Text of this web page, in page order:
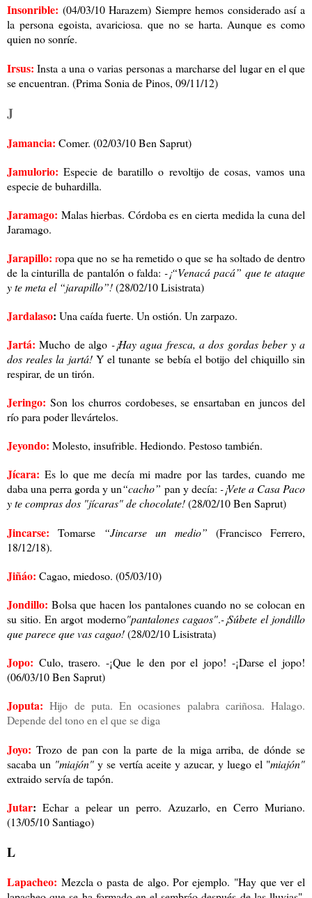
Insonrible: (04/03/10 Harazem) Siempre hemos considerado así a
la persona egoista, avariciosa. que no se harta. Aunque es como
quien no sonríe.
Irsus: Insta a una o varias personas a marcharse del lugar en el que
se encuentran. (Prima Sonia de Pinos, 09/11/12)
J
Jamancia: Comer. (02/03/10 Ben Saprut)
Jamulorio: Especie de baratillo o revoltijo de cosas, vamos una
especie de buhardilla.
Jaramago: Malas hierbas. Córdoba es en cierta medida la cuna del
Jaramago.
Jarapillo: ropa que no se ha remetido o que se ha soltado de dentro
de la cinturilla de pantalón o falda:-¡“Venacá pacá” que te ataque
y te meta el “jarapillo”!(28/02/10 Lisistrata)
Jardalaso: Una caída fuerte. Un ostión. Un zarpazo.
Jartá: Mucho de algo -¡Hay agua fresca, a dos gordas beber y a
dos reales la jartá! Y el tunante se bebía el botijo del chiquillo sin
respirar, de un tirón.
Jeringo: Son los churros cordobeses, se ensartaban en juncos del
río para poder llevártelos.
Jeyondo: Molesto, insufrible. Hediondo. Pestoso también.
Jícara: Es lo que me decía mi madre por las tardes, cuando me
daba una perra gorda y un“cacho” pan y decía: -¡Vete a Casa Paco
y te compras dos "jícaras" de chocolate!(28/02/10 Ben Saprut)
Jincarse: Tomarse “Jincarse un medio” (Francisco Ferrero,
18/12/18).
Jiñáo: Cagao, miedoso. (05/03/10)
Jondillo: Bolsa que hacen los pantalones cuando no se colocan en
su sitio. En argot moderno"pantalones cagaos".-¡Súbete el jondillo
que parece que vas cagao!(28/02/10 Lisistrata)
Jopo: Culo, trasero. -¡Que le den por el jopo! -¡Darse el jopo!
(06/03/10 Ben Saprut)
Joputa:Hijo de puta. En ocasiones palabra cariñosa. Halago.
Depende del tono en el que se diga
Joyo: Trozo de pan con la parte de la miga arriba, de dónde se
sacaba un "miajón" y se vertía aceite y azucar, y luego el "miajón"
extraido servía de tapón.
Jutar: Echar a pelear un perro. Azuzarlo, en Cerro Muriano.
(13/05/10 Santiago)
L
Lapacheo: Mezcla o pasta de algo. Por ejemplo. "Hay que ver el